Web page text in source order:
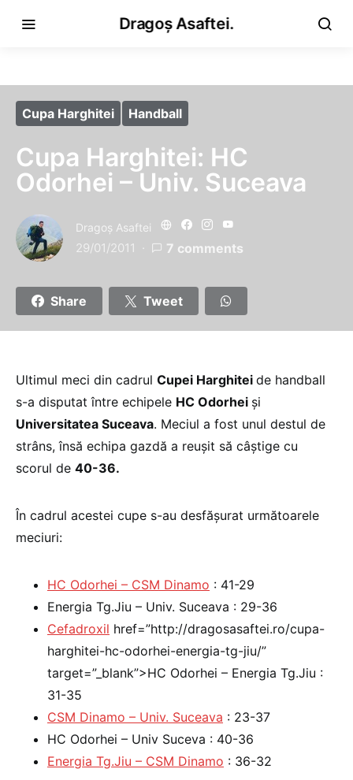
Dragoș Asaftei.
Cupa Harghitei Handball
Cupa Harghitei: HC
Odorhei – Univ. Suceava
Dragoş Asaftei
29/01/2011 7 comments
Share Tweet
Ultimul meci din cadrul Cupei Harghitei de handball
s-a disputat între echipele HC Odorhei şi
Universitatea Suceava. Meciul a fost unul destul de
strâns, însă echipa gazdă a reuşit să câştige cu
scorul de 40-36.
În cadrul acestei cupe s-au desfăşurat următoarele
meciuri:
HC Odorhei – CSM Dinamo : 41-29
Energia Tg.Jiu – Univ. Suceava : 29-36
Cefadroxil href=”http://dragosasaftei.ro/cupa-
harghitei-hc-odorhei-energia-tg-jiu/”
target=”_blank”>HC Odorhei – Energia Tg.Jiu :
31-35
CSM Dinamo – Univ. Suceava : 23-37
HC Odorhei – Univ Suceva : 40-36
Energia Tg.Jiu – CSM Dinamo : 36-32